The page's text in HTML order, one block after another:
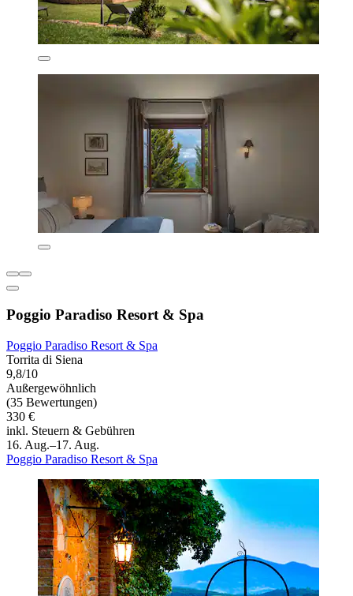
Poggio Paradiso Resort & Spa
Poggio Paradiso Resort & Spa
Torrita di Siena
9,8/10
Außergewöhnlich
(35 Bewertungen)
330 €
inkl. Steuern & Gebühren
16. Aug.–17. Aug.
Poggio Paradiso Resort & Spa